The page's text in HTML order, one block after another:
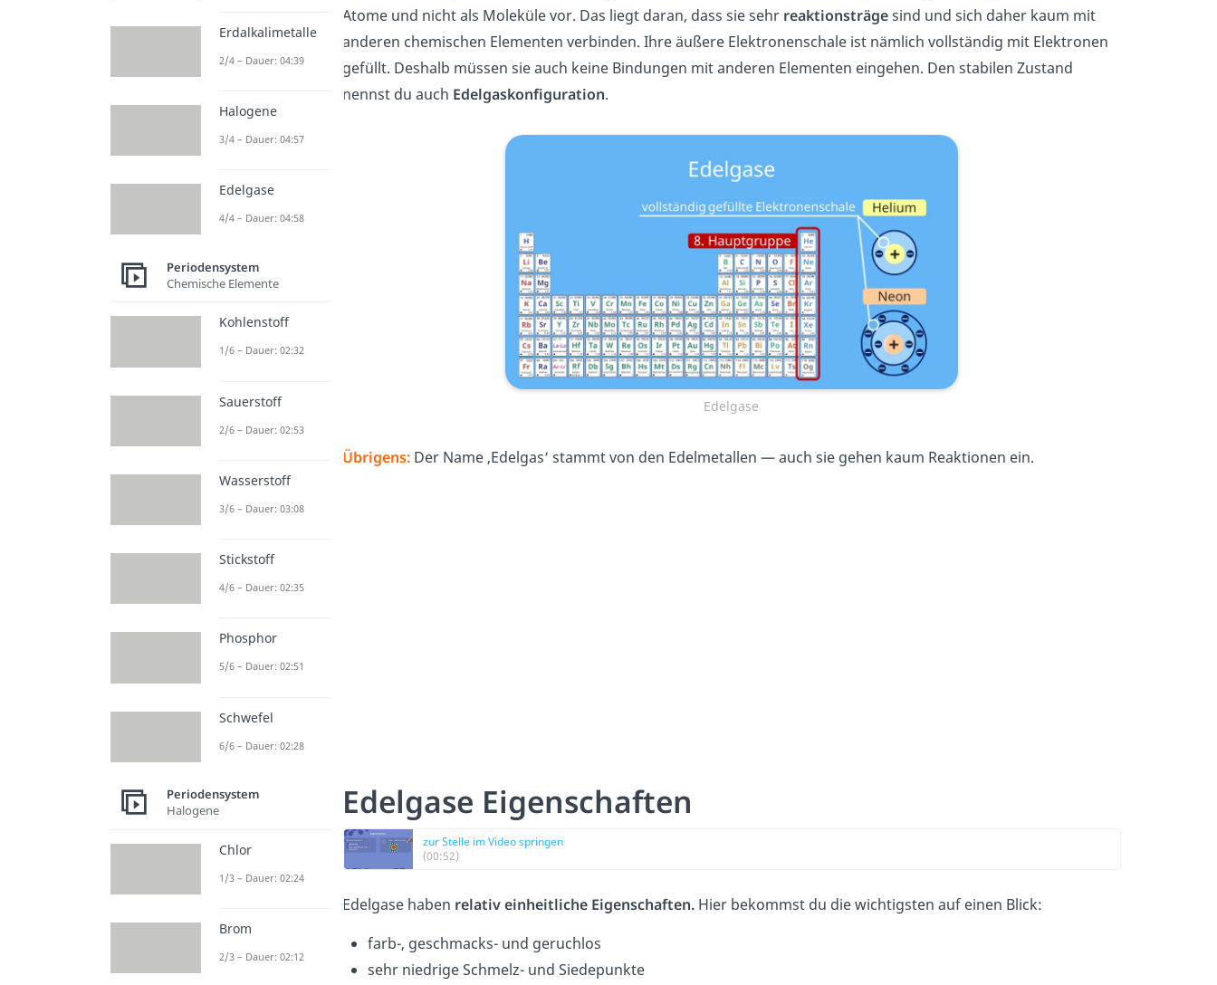
Atome und nicht als Moleküle vor. Das liegt daran, dass sie sehr reaktionsträgesind und sich daher kaum mit
anderen chemischen Elementen verbinden. Ihre äußere Elektronenschale ist nämlich vollständig mit Elektronen
gefüllt. Deshalb müssen sie auch keine Bindungen mit anderen Elementen eingehen. Den stabilen Zustand
nennst du auch Edelgaskonfiguration.
Edelgase
Übrigens: Der Name ‚Edelgas‘ stammt von den Edelmetallen — auch sie gehen kaum Reaktionen ein.
Edelgase Eigenschaften
zur Stelle im Video springen
(00:52)
Edelgase haben relativ einheitliche Eigenschaften. Hier bekommst du die wichtigsten auf einen Blick:
farb-, geschmacks- und geruchlos
sehr niedrige Schmelz- und Siedepunkte
Erdalkalimetalle
2/4 – Dauer: 04:39
Halogene
3/4 – Dauer: 04:57
Edelgase
4/4 – Dauer: 04:58
Periodensystem
Chemische Elemente
Kohlenstoff
1/6 – Dauer: 02:32
Sauerstoff
2/6 – Dauer: 02:53
Wasserstoff
3/6 – Dauer: 03:08
Stickstoff
4/6 – Dauer: 02:35
Phosphor
5/6 – Dauer: 02:51
Schwefel
6/6 – Dauer: 02:28
Periodensystem
Halogene
Chlor
1/3 – Dauer: 02:24
Brom
2/3 – Dauer: 02:12